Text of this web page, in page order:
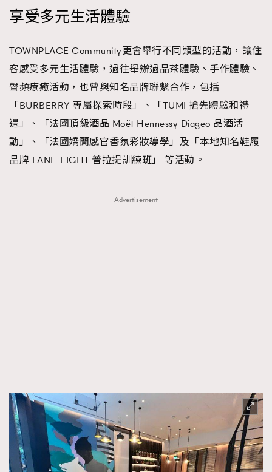
享受多元生活體驗
TOWNPLACE Community更會舉行不同類型的活動，讓住
客感受多元生活體驗，過往舉辦過品茶體驗、手作體驗、
聲頻療癒活動，也曾與知名品牌聯繫合作，包括
「BURBERRY 專屬探索時段」、「TUMI 搶先體驗和禮
遇」、「法國頂級酒品 Moët Hennessy Diageo 品酒活
動」、「法國嬌蘭感官香氛彩妝導學」及「本地知名鞋履
品牌 LANE-EIGHT 普拉提訓練班」 等活動。
Advertisement